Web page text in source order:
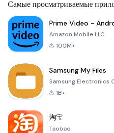
Самые просматриваемые
Prime Video -
Amazon Mobile LLC
100M+
Samsung My Files
Samsung Electronics
1B+
淘宝
Taobao